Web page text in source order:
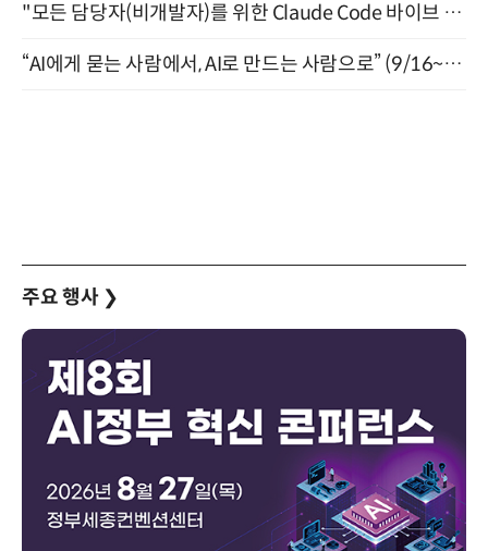
"모든 담당자(비개발자)를 위한 Claude Code 바이브 코딩 2-day 부트캠프" 9월 16~17일 개최
“AI에게 묻는 사람에서, AI로 만드는 사람으로” (9/16~17)
주요 행사 ❯